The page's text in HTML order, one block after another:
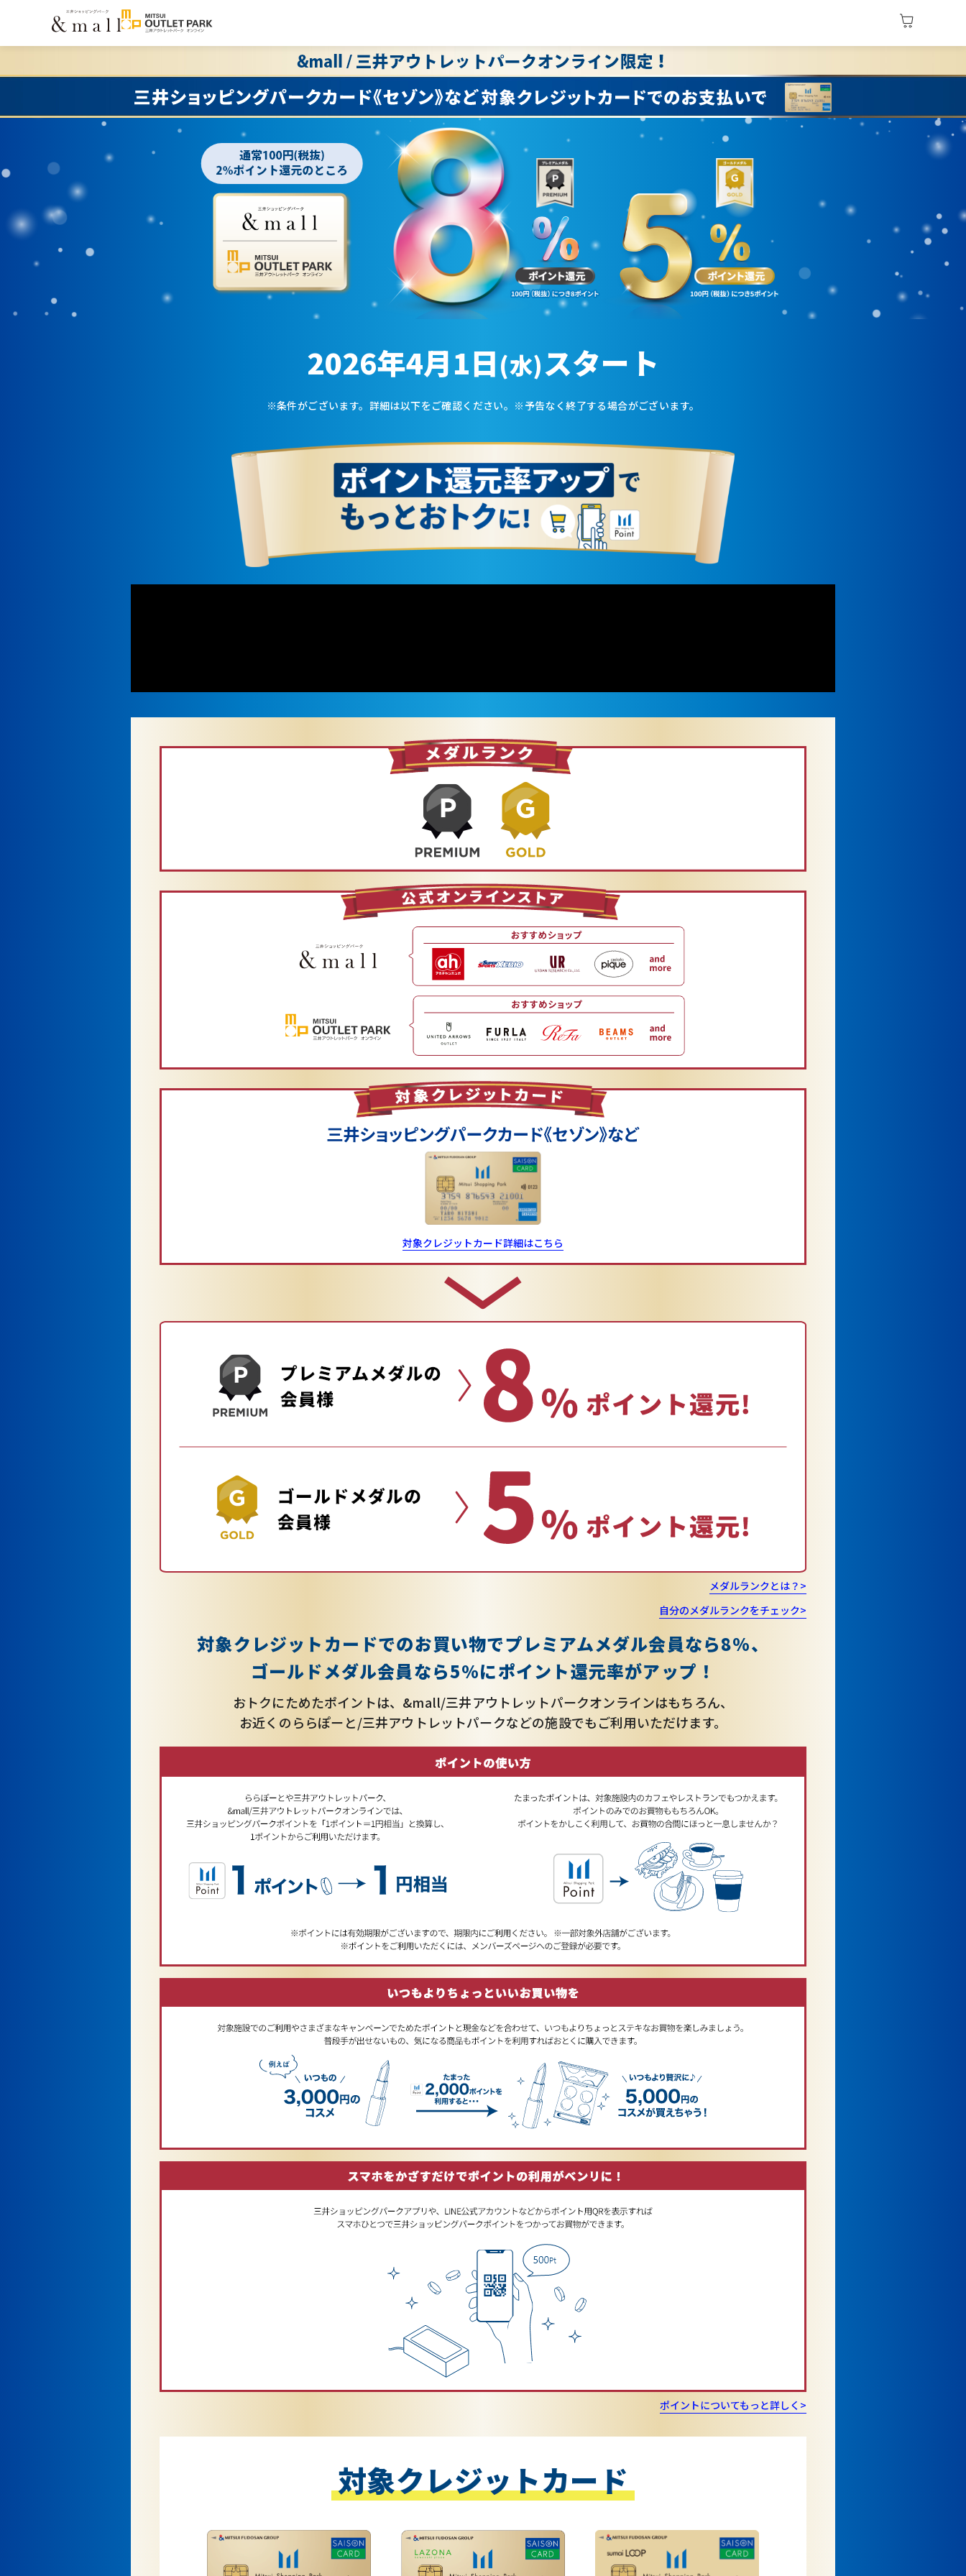
2026年4月1日(水)スタート
※条件がございます。詳細は以下をご確認ください。 ※予告なく終了する場合がございます。
対象クレジットカード詳細はこちら
メダルランクとは？>
自分のメダルランクをチェック>
対象クレジットカードでのお買い物でプレミアムメダル会員なら8%、
ゴールドメダル会員なら5%にポイント還元率がアップ！
おトクにためたポイントは、 &mall/三井アウトレットパークオンラインはもちろん、
お近くのららぽーと/三井アウトレットパークなどの施設でもご利用いただけます。
ポイントについてもっと詳しく>
対象クレジットカード